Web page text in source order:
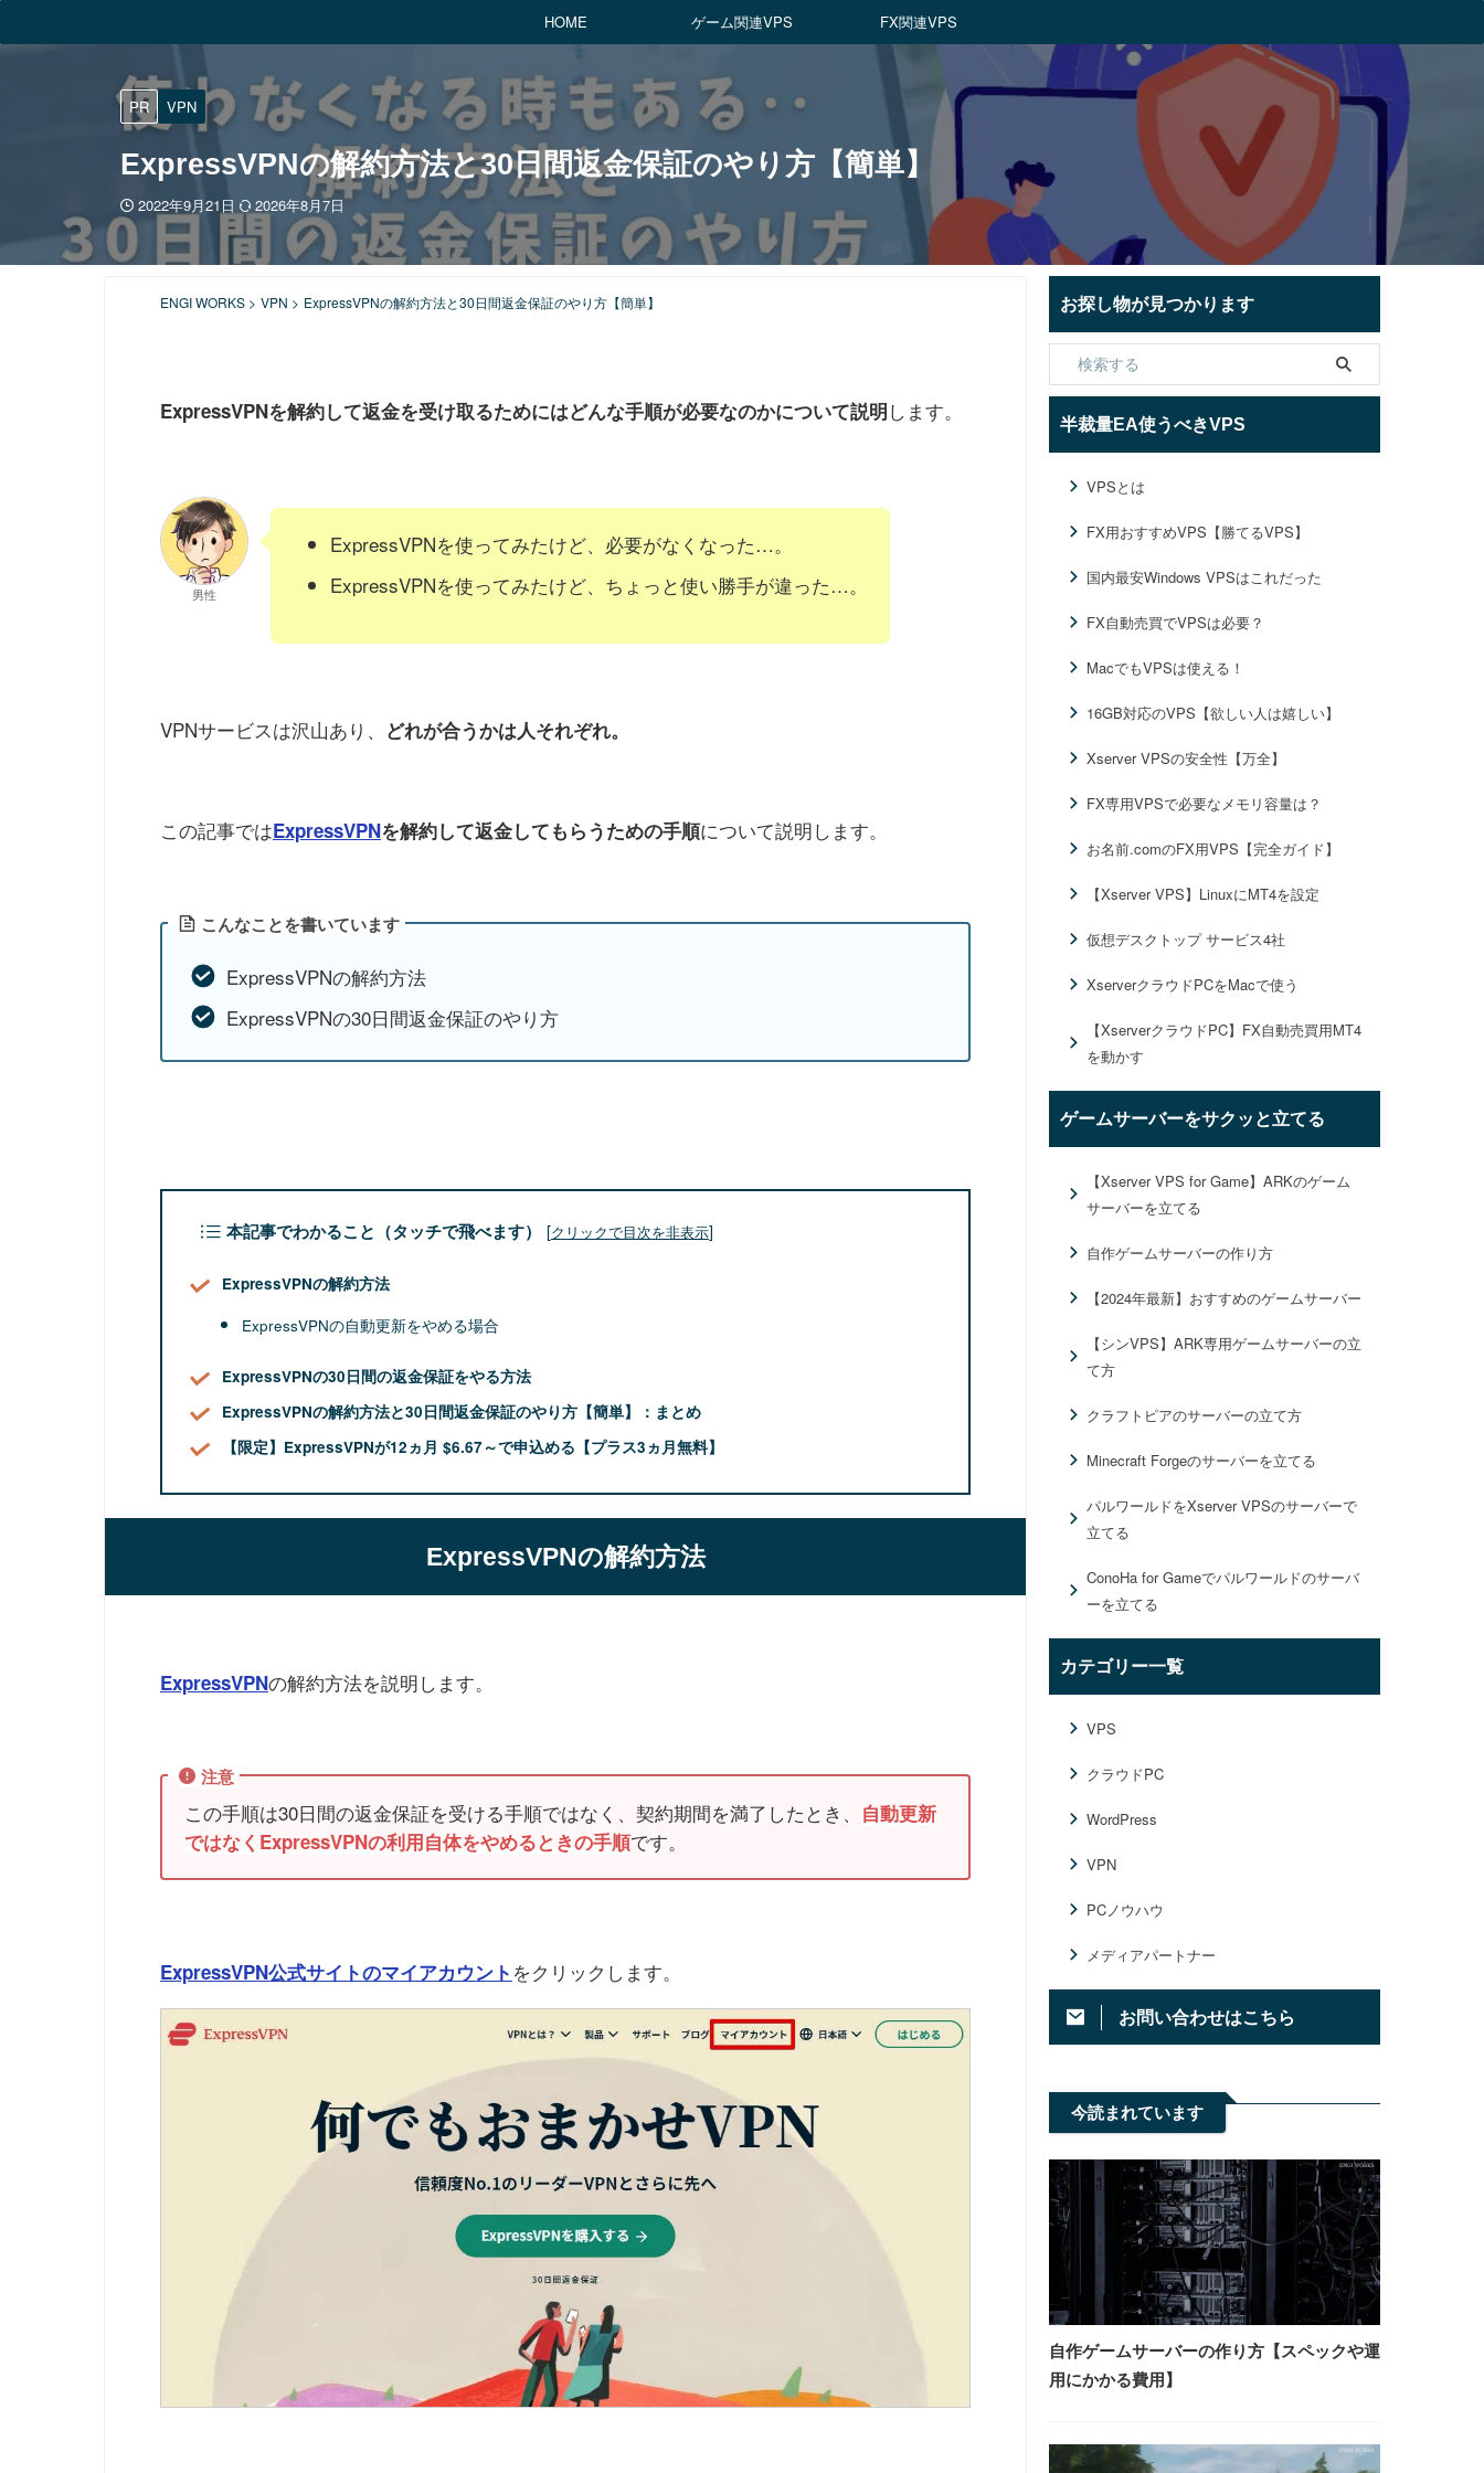
HOME ゲーム関連VPS FX関連VPS
PR VPN
ExpressVPNの解約方法と30日間返金保証のやり方【簡単】
2022年9月21日 2026年8月7日
ENGI WORKS > VPN > ExpressVPNの解約方法と30日間返金保証のやり方【簡単】
ExpressVPNを解約して返金を受け取るためにはどんな手順が必要なのかについて説明します。
男性
ExpressVPNを使ってみたけど、必要がなくなった…。
ExpressVPNを使ってみたけど、ちょっと使い勝手が違った…。
VPNサービスは沢山あり、 どれが合うかは人それぞれ。
この記事ではExpressVPNを解約して返金してもらうための手順について説明します。
こんなことを書いています
ExpressVPNの解約方法
ExpressVPNの30日間返金保証のやり方
本記事でわかること（タッチで飛べます） [クリックで目次を非表示]
ExpressVPNの解約方法
ExpressVPNの自動更新をやめる場合
ExpressVPNの30日間の返金保証をやる方法
ExpressVPNの解約方法と30日間返金保証のやり方【簡単】：まとめ
【限定】ExpressVPNが12ヵ月 $6.67～で申込める【プラス3ヵ月無料】
ExpressVPNの解約方法
ExpressVPNの解約方法を説明します。
注意
この手順は30日間の返金保証を受ける手順ではなく、契約期間を満了したとき、
自動更新
ではなくExpressVPNの利用自体をやめるときの手順です。
ExpressVPN公式サイトのマイアカウント をクリックします。
お探し物が見つかります
半裁量EA使うべきVPS
VPSとは
FX用おすすめVPS【勝てるVPS】
国内最安Windows VPSはこれだった
FX自動売買でVPSは必要？
MacでもVPSは使える！
16GB対応のVPS【欲しい人は嬉しい】
Xserver VPSの安全性【万全】
FX専用VPSで必要なメモリ容量は？
お名前.comのFX用VPS【完全ガイド】
【Xserver VPS】LinuxにMT4を設定
仮想デスクトップ サービス4社
XserverクラウドPCをMacで使う
【XserverクラウドPC】FX自動売買用MT4
を動かす
ゲームサーバーをサクッと立てる
【Xserver VPS for Game】ARKのゲーム
サーバーを立てる
自作ゲームサーバーの作り方
【2024年最新】おすすめのゲームサーバー
【シンVPS】ARK専用ゲームサーバーの立
て方
クラフトピアのサーバーの立て方
Minecraft Forgeのサーバーを立てる
パルワールドをXserver VPSのサーバーで
立てる
ConoHa for Gameでパルワールドのサーバ
ーを立てる
カテゴリー一覧
VPS
クラウドPC
WordPress
VPN
PCノウハウ
メディアパートナー
お問い合わせはこちら
今読まれています
自作ゲームサーバーの作り方【スペックや運
用にかかる費用】